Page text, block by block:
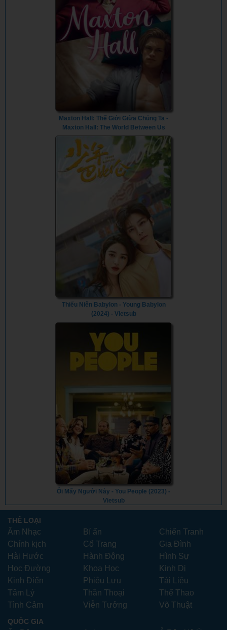
Maxton Hall: Thế Giới Giữa Chúng Ta -
Maxton Hall: The World Between Us
(2024) - Vietsub
Thiếu Niên Babylon - Young Babylon
(2024) - Vietsub
Ôi Mấy Người Này - You People (2023) -
Vietsub
THỂ LOẠI
Âm Nhạc Bí ẩn
Chiến Tranh
Chính kịch
Cổ Trang
Gia Đình
Hài Hước
Hành Động
Hình Sự
Học Đường
Khoa Học
Kinh Dị
Kinh Điển
Phiêu Lưu
Tài Liệu
Tâm Lý
Thần Thoại
Thể Thao
Tình Cảm
Viễn Tưởng Võ Thuật
QUỐC GIA